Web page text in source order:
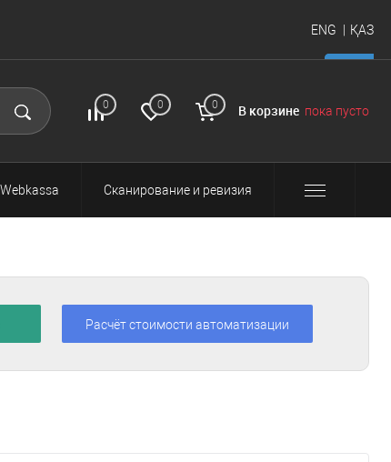
ENG ҚАЗ
регистрация
0 0 0 В корзине пока пусто
Webkassa Сканирование и ревизия
Расчёт стоимости автоматизации